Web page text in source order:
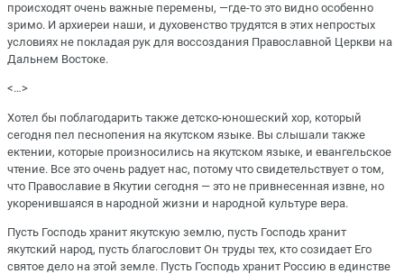
происходят очень важные перемены, —где-то это видно особенно
зримо. И архиереи наши, и духовенство трудятся в этих непростых
условиях не покладая рук для воссоздания Православной Церкви на
Дальнем Востоке.
<…>
Хотел бы поблагодарить также детско-юношеский хор, который
сегодня пел песнопения на якутском языке. Вы слышали также
ектении, которые произносились на якутском языке, и евангельское
чтение. Все это очень радует нас, потому что свидетельствует о том,
что Православие в Якутии сегодня — это не привнесенная извне, но
укоренившаяся в народной жизни и народной культуре вера.
Пусть Господь хранит якутскую землю, пусть Господь хранит
якутский народ, пусть благословит Он труды тех, кто созидает Его
святое дело на этой земле. Пусть Господь хранит Россию в единстве